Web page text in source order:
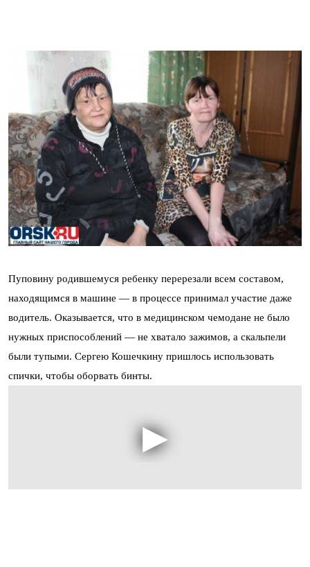
Пуповину родившемуся ребенку перерезали всем составом,
находящимся в машине — в процессе принимал участие даже
водитель. Оказывается, что в медицинском чемодане не было
нужных приспособлений — не хватало зажимов, а скальпели
были тупыми. Сергею Кошечкину пришлось использовать
спички, чтобы оборвать бинты.